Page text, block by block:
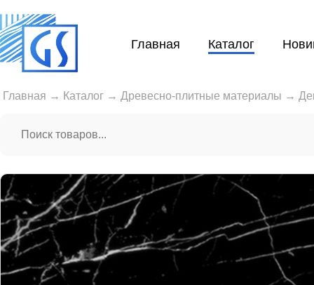
Главная Каталог
Главная → Каталог → Древесно-плитные материалы →